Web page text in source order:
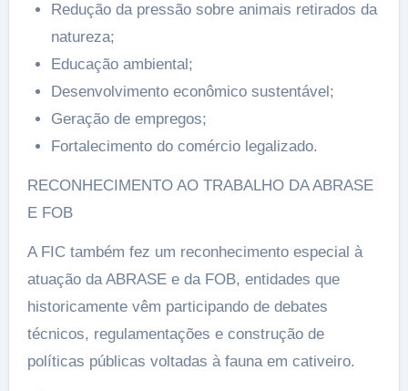
Redução da pressão sobre animais retirados da
natureza;
Educação ambiental;
Desenvolvimento econômico sustentável;
Geração de empregos;
Fortalecimento do comércio legalizado.
RECONHECIMENTO AO TRABALHO DA ABRASE
E FOB
A FIC também fez um reconhecimento especial à
atuação da ABRASE e da FOB, entidades que
historicamente vêm participando de debates
técnicos, regulamentações e construção de
políticas públicas voltadas à fauna em cativeiro.